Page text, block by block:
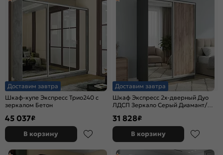
Доставим завтра
Шкаф-купе Экспресс Трио240 с
зеркалом Бетон
45 037₽
В корзину
Доставим завтра
Шкаф Экспресс 2х-дверный Дуо
ЛДСП Зеркало Серый Диамант/
31 828₽
В корзину